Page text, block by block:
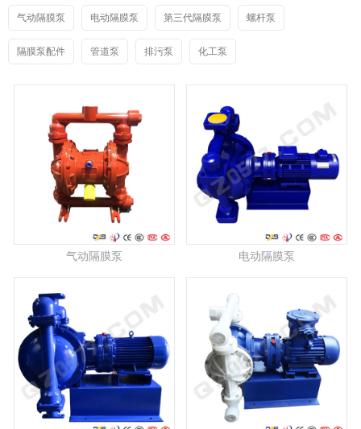
气动隔膜泵 电动隔膜泵 第三代隔膜泵 螺杆泵
隔膜泵配件 管道泵 排污泵 化工泵
气动隔膜泵 电动隔膜泵